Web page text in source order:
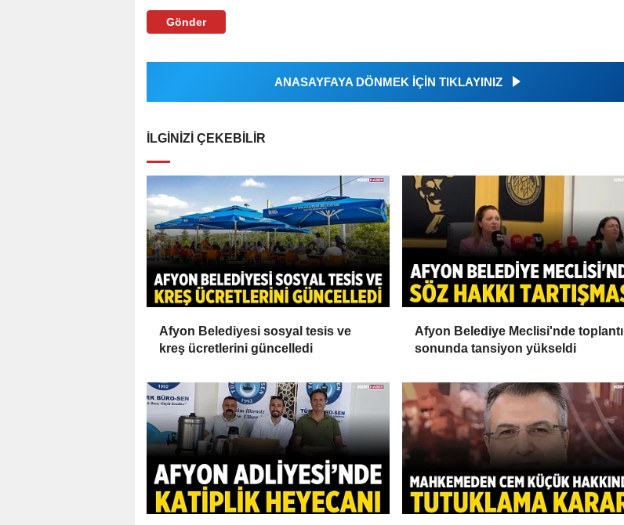
Gönder
ANASAYFAYA DÖNMEK İÇİN TIKLAYINIZ
İLGINIZI ÇEKEBILIR
Afyon Belediyesi sosyal tesis ve
kreş ücretlerini güncelledi
Afyon Belediye Meclisi'nde toplantı
sonunda tansiyon yükseldi